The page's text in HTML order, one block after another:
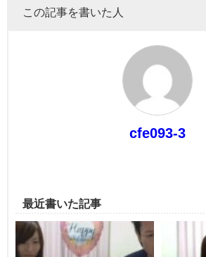
この記事を書いた人
cfe093-3
最近書いた記事